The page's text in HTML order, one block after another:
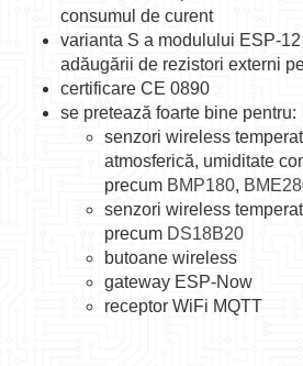
consumul de curent
varianta S a modulului ESP-
adăugării de rezistori externi
certificare CE 0890
se pretează foarte bine pentru:
senzori wireless
atmosferică, umiditate
precum BMP180,
senzori wireless
precum DS18B20
butoane wireless
gateway ESP-Now
receptor WiFi MQTT